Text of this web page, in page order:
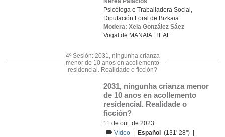
Psicóloga e Traballadora Social,
Diputación Foral de Bizkaia
Modera: Xela González Sáez
Vogal de MANAIA. TEAF
4º Sesión: 2031, ningunha crianza
menor de 10 anos en acollemento
residencial. Realidade o ficción?
2031, ningunha crianza menor
de 10 anos en acollemento
residencial. Realidade o
ficción?
11 de out. de 2023
Vídeo
Español
(131' 28'') |